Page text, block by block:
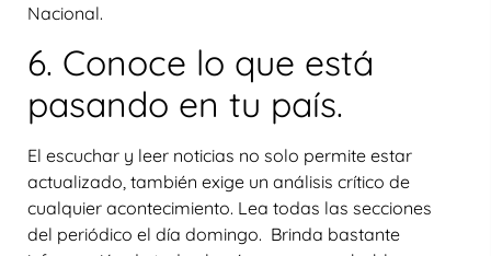
Nacional.
6. Conoce lo que está
pasando en tu país.
El escuchar y leer noticias no solo permite estar
actualizado, también exige un análisis crítico de
cualquier acontecimiento. Lea todas las secciones
del periódico el día domingo. Brinda bastante